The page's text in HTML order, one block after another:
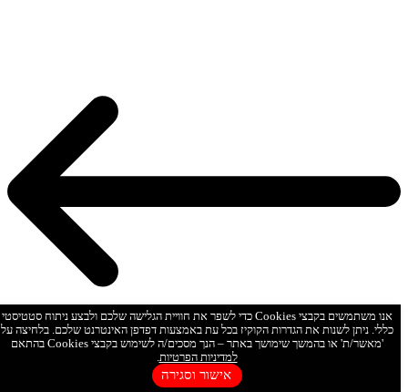
אישור וסגירה
אנו משתמשים בקבצי Cookies כדי לשפר את חוויית הגלישה שלכם ולבצע ניתוח סטטיסטי
כללי. ניתן לשנות את הגדרות הקוקיז בכל עת באמצעות דפדפן האינטרנט שלכם. בלחיצה על
'מאשר/ת' או בהמשך שימושך באתר – הנך מסכים/ה לשימוש בקבצי Cookies בהתאם
למדיניות הפרטיות.